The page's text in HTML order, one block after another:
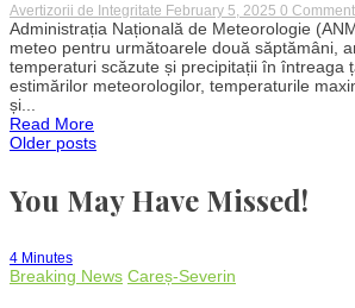
Avertizorii de Integritate February 5, 2025 0 Comment
Administrația Națională de Meteorologie
meteo pentru următoarele două săptămâni,
temperaturi scăzute și precipitații în întreaga
estimărilor meteorologilor, temperaturile
și...
Read More
Posts
navigation
Older posts
You May Have Missed!
4 Minutes
Breaking News Careș-Severin